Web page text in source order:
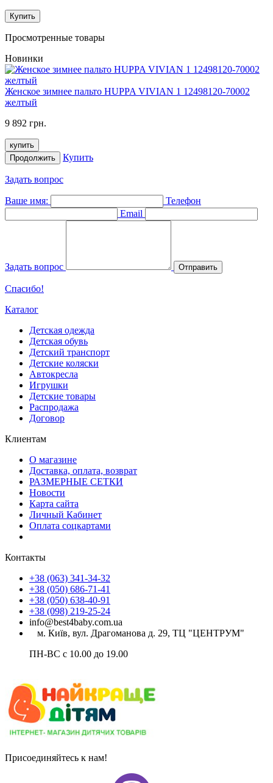
Купить
Просмотренные товары
Новинки
Женское зимнее пальто HUPPA VIVIAN 1 12498120-70002
желтый
9 892 грн.
купить
Продолжить
Купить
Задать вопрос
Ваше имя:
Телефон
Email
Задать вопрос Отправить
Спасибо!
Каталог
Детская одежда
Детская обувь
Детский транспорт
Детские коляски
Автокресла
Игрушки
Детские товары
Распродажа
Договор
Клиентам
О магазине
Доставка, оплата, возврат
РАЗМЕРНЫЕ СЕТКИ
Новости
Карта сайта
Личный Кабинет
Оплата соцкартами
Контакты
+38 (063) 341-34-32
+38 (050) 686-71-41
+38 (050) 638-40-91
+38 (098) 219-25-24
info@best4baby.com.ua
м. Київ, вул. Драгоманова д. 29, ТЦ "ЦЕНТРУМ"
ПН-ВС с 10.00 до 19.00
Присоединяйтесь к нам!